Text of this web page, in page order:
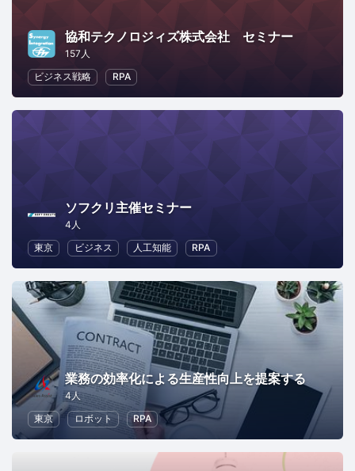
協和テクノロジィズ株式会社 セミナー
157人
ビジネス戦略
RPA
ソフクリ主催セミナー
4人
東京
ビジネス 人工知能 RPA
業務の効率化による生産性向上を提案する
4人
東京
ロボット RPA